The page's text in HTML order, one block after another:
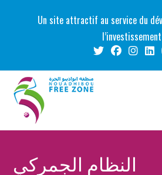
Un site attractif au service du
l’investissement
النظام الجمركي